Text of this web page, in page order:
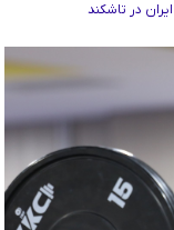
در تاشکند